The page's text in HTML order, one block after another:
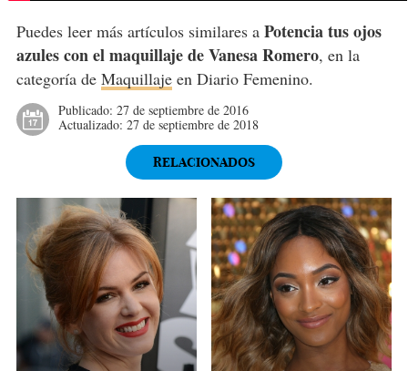
Puedes leer más artículos similares a Potencia tus ojos
azules con el maquillaje de Vanesa Romero, en la
categoría de Maquillajeen Diario Femenino.
Publicado: 27 de septiembre de 2016
Actualizado: 27 de septiembre de 2018
RELACIONADOS